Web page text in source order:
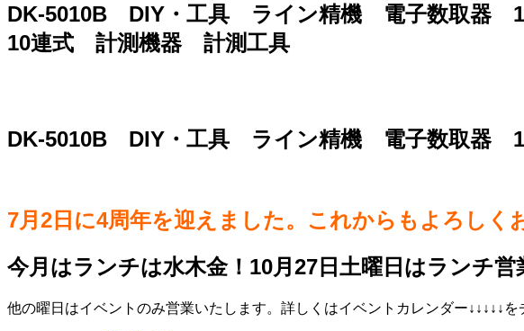
DK-5010B DIY・工具 ライン精機 電子数取器
10連式 計測機器 計測工具
DK-5010B DIY・工具 ライン精機 電子数取器
7月2日に4周年を迎えました。これからもよろしく
今月はランチは水木金！10月27日土曜日はランチ
他の曜日はイベントのみ営業いたします。詳しくはイベントカレンダー↓↓↓↓↓